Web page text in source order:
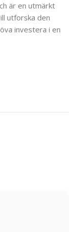
är en utmärkt
utforska den
investera i en